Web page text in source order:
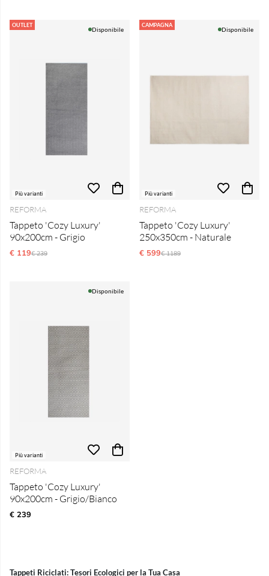
OUTLET
Più varianti
Disponibile
REFORMA
Tappeto 'Cozy Luxury'
90x200cm - Grigio
€ 119Prezzo ordinario:
€ 239
CAMPAGNA
Più varianti
Disponibile
REFORMA
Tappeto 'Cozy Luxury'
250x350cm - Naturale
€ 599Prezzo ordinario:
€ 1189
Più varianti
Disponibile
REFORMA
Tappeto 'Cozy Luxury'
90x200cm - Grigio/Bianco
€ 239
Tappeti Riciclati: Tesori Ecologici per la Tua Casa